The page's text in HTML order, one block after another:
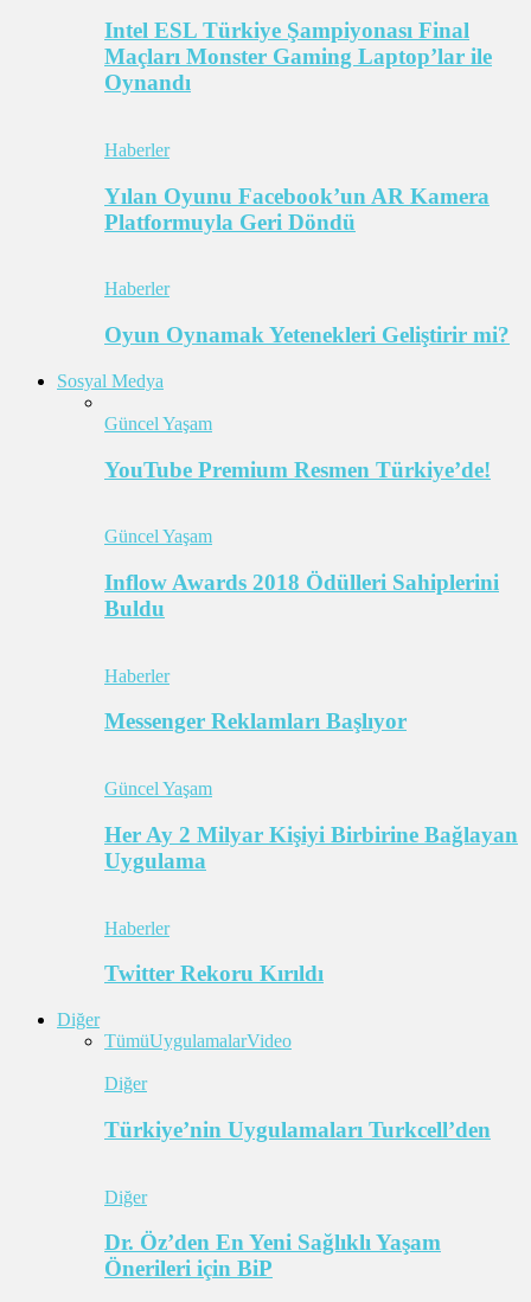
Intel ESL Türkiye Şampiyonası Final
Maçları Monster Gaming Laptop’lar ile
Oynandı
Haberler
Yılan Oyunu Facebook’un AR Kamera
Platformuyla Geri Döndü
Haberler
Oyun Oynamak Yetenekleri Geliştirir mi?
Sosyal Medya
Güncel Yaşam
YouTube Premium Resmen Türkiye’de!
Güncel Yaşam
Inflow Awards 2018 Ödülleri Sahiplerini
Buldu
Haberler
Messenger Reklamları Başlıyor
Güncel Yaşam
Her Ay 2 Milyar Kişiyi Birbirine Bağlayan
Uygulama
Haberler
Twitter Rekoru Kırıldı
Diğer
TümüUygulamalarVideo
Diğer
Türkiye’nin Uygulamaları Turkcell’den
Diğer
Dr. Öz’den En Yeni Sağlıklı Yaşam
Önerileri için BiP